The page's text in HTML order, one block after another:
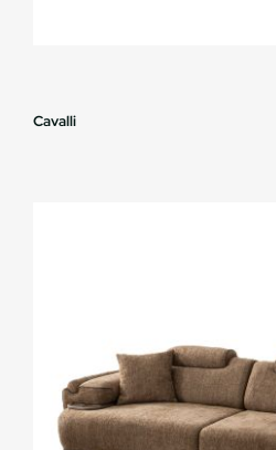
Cavalli